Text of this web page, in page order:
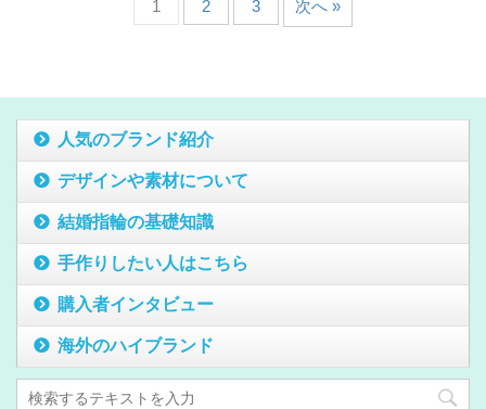
1 2 3 次へ »
人気のブランド紹介
デザインや素材について
結婚指輪の基礎知識
手作りしたい人はこちら
購入者インタビュー
海外のハイブランド